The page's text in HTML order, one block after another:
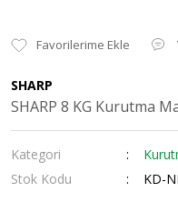
SHARP
SHARP 8 KG Kurutma
Kategori
Stok Kodu
KD-